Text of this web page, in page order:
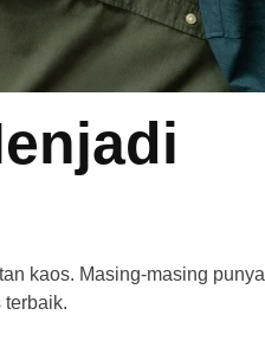
kaos. Masing-masing punya
terbaik.